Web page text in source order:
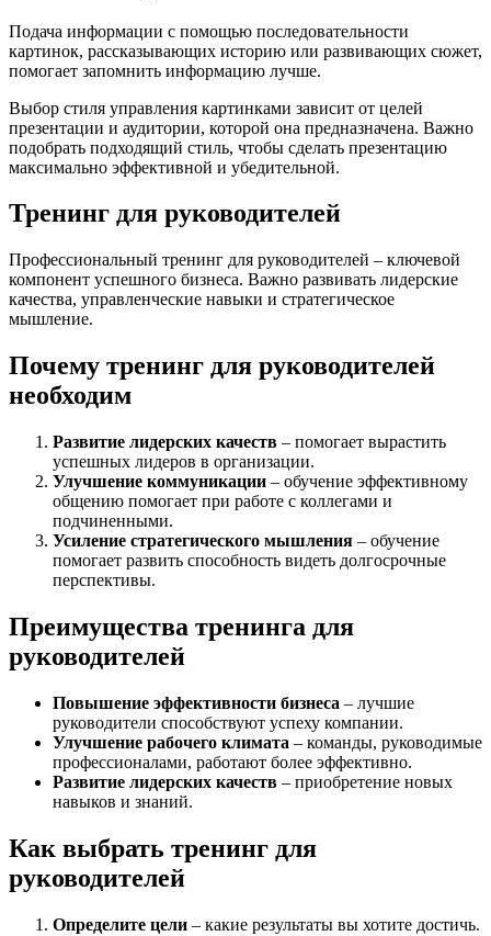
Подача информации с помощью последовательности
картинок, рассказывающих историю или развивающих сюжет,
помогает запомнить информацию лучше.
Выбор стиля управления картинками зависит от целей
презентации и аудитории, которой она предназначена. Важно
подобрать подходящий стиль, чтобы сделать презентацию
максимально эффективной и убедительной.
Тренинг для руководителей
Профессиональный тренинг для руководителей – ключевой
компонент успешного бизнеса. Важно развивать лидерские
качества, управленческие навыки и стратегическое
мышление.
Почему тренинг для руководителей
необходим
Развитие лидерских качеств – помогает вырастить
успешных лидеров в организации.
Улучшение коммуникации – обучение эффективному
общению помогает при работе с коллегами и
подчиненными.
Усиление стратегического мышления – обучение
помогает развить способность видеть долгосрочные
перспективы.
Преимущества тренинга для
руководителей
Повышение эффективности бизнеса – лучшие
руководители способствуют успеху компании.
Улучшение рабочего климата – команды, руководимые
профессионалами, работают более эффективно.
Развитие лидерских качеств – приобретение новых
навыков и знаний.
Как выбрать тренинг для
руководителей
Определите цели – какие результаты вы хотите достичь.